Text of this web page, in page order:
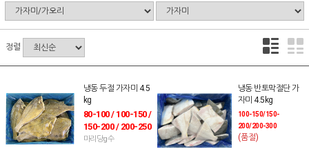
정렬
냉동 두절 가자미 4.5
kg
80-100 / 100-150 /
150-200 / 200-250
마리당g수
냉동 반토막절단 가
자미 4.5kg
100-150/150-
200/200-300
(품절)